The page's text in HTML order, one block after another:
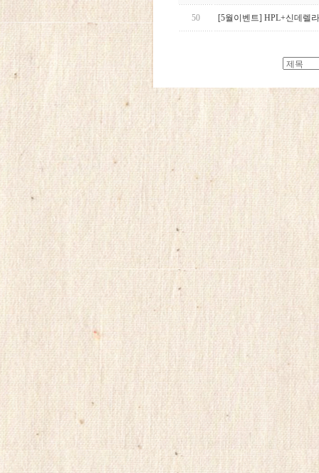
50 [5월이벤트] HPL+신데렐